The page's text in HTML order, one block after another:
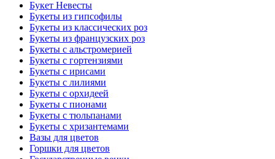
Букет Невесты
Букеты из гипсофилы
Букеты из классических роз
Букеты из французских роз
Букеты с альстромерией
Букеты с гортензиями
Букеты с ирисами
Букеты с лилиями
Букеты с орхидеей
Букеты с пионами
Букеты с тюльпанами
Букеты с хризантемами
Вазы для цветов
Горшки для цветов